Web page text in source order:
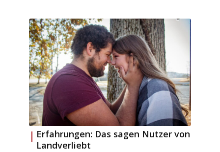
Erfahrungen: Das sagen Nutzer von
Landverliebt